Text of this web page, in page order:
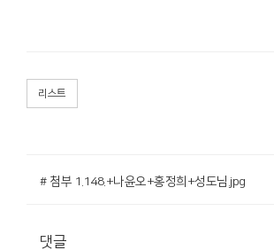
리스트
# 첨부 1.148.+나윤오+홍정희+성도님.jpg
댓글